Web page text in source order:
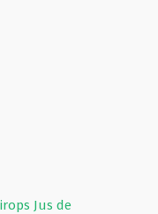
Jus de